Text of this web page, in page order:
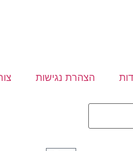
הצהרת נגישות